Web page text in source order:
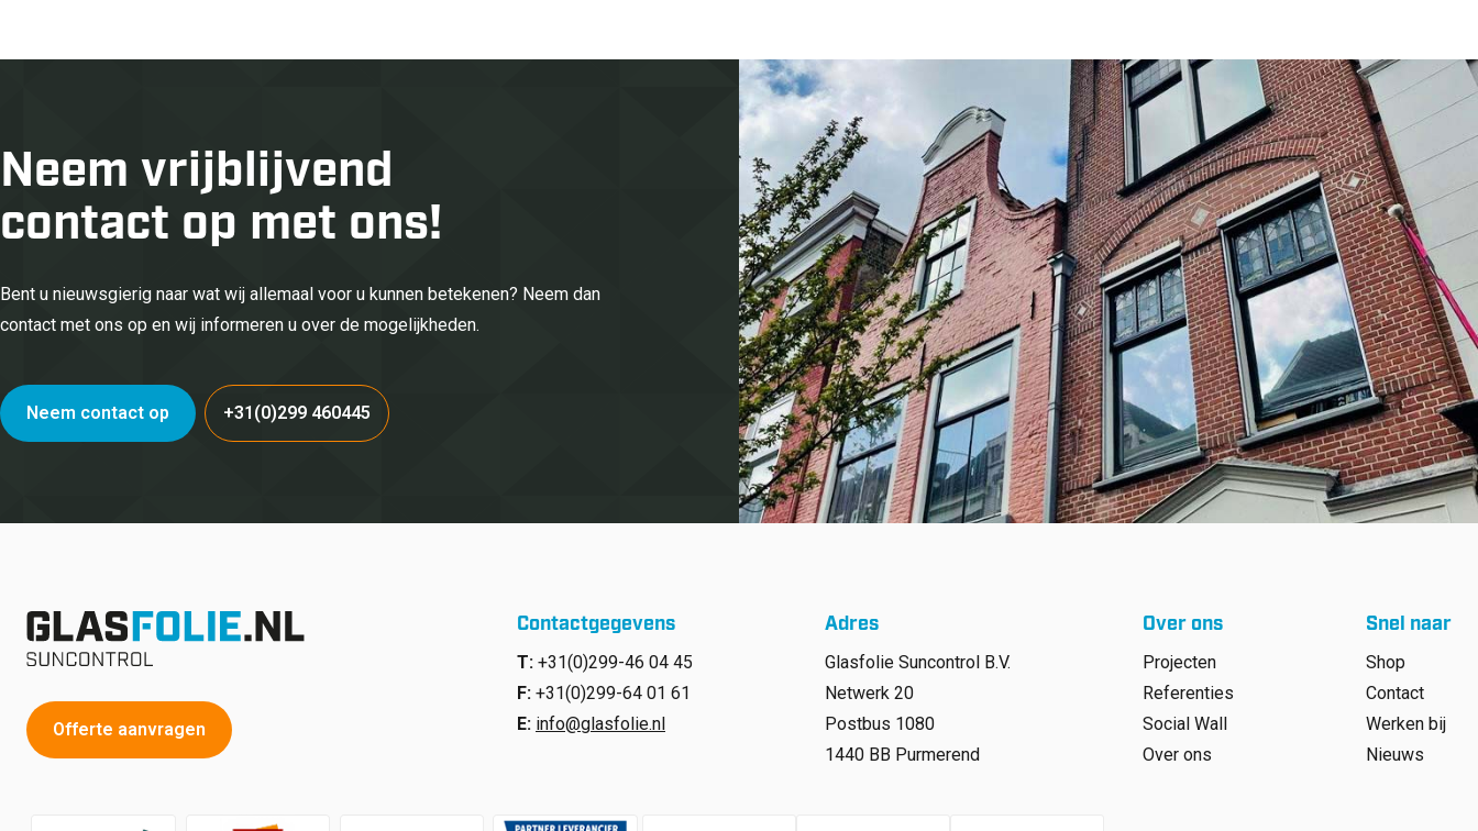
Neem vrijblijvend
contact op met ons!
Bent u nieuwsgierig naar wat wij allemaal voor u kunnen betekenen? Neem dan
contact met ons op en wij informeren u over de mogelijkheden.
Neem contact op +31(0)299 460445
Offerte aanvragen
Contactgegevens
T: +31(0)299-46 04 45
F: +31(0)299-64 01 61
E: info@glasfolie.nl
Adres
Glasfolie Suncontrol B.V.
Netwerk 20
Postbus 1080
1440 BB Purmerend
Over ons
Projecten
Referenties
Social Wall
Over ons
Snel naar
Shop
Contact
Werken bij
Nieuws